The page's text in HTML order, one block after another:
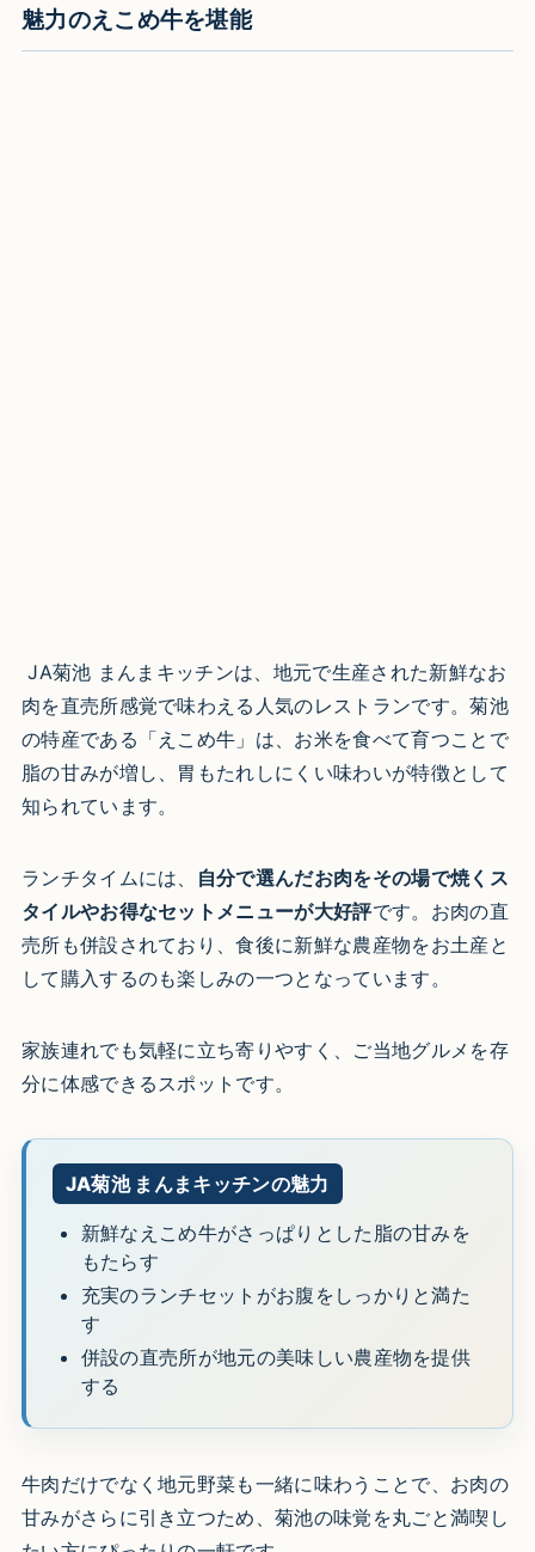
魅力のえこめ牛を堪能
JA菊池 まんまキッチンは、地元で生産された新鮮なお
肉を直売所感覚で味わえる人気のレストランです。菊池
の特産である「えこめ牛」は、お米を食べて育つことで
脂の甘みが増し、胃もたれしにくい味わいが特徴として
知られています。
ランチタイムには、
自分で選んだお肉をその場で焼くス
タイルやお得なセットメニューが大好評です。お肉の直
売所も併設されており、食後に新鮮な農産物をお土産と
して購入するのも楽しみの一つとなっています。
家族連れでも気軽に立ち寄りやすく、ご当地グルメを存
分に体感できるスポットです。
JA菊池 まんまキッチンの魅力
新鮮なえこめ牛がさっぱりとした脂の甘みを
もたらす
充実のランチセットがお腹をしっかりと満た
す
併設の直売所が地元の美味しい農産物を提供
する
牛肉だけでなく地元野菜も一緒に味わうことで、お肉の
甘みがさらに引き立つため、菊池の味覚を丸ごと満喫し